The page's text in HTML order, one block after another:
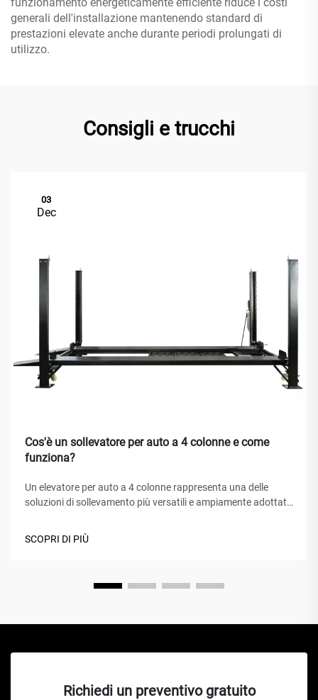
generali dell'installazione mantenendo standard di
prestazioni elevate anche durante periodi prolungati di
utilizzo.
Consigli e trucchi
03
Dec
Cos'è un sollevatore per auto a 4 colonne e come
funziona?
Un elevatore per auto a 4 colonne rappresenta una delle
soluzioni di sollevamento più versatili e ampiamente adottate
e nelle officine commerciali in tutto il mondo. A differenza dei
SCOPRI DI PIÙ
Richiedi un preventivo gratuito